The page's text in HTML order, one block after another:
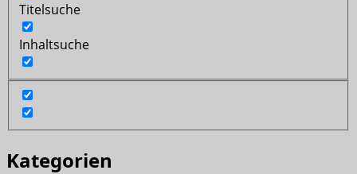
Titelsuche
Inhaltsuche
Kategorien